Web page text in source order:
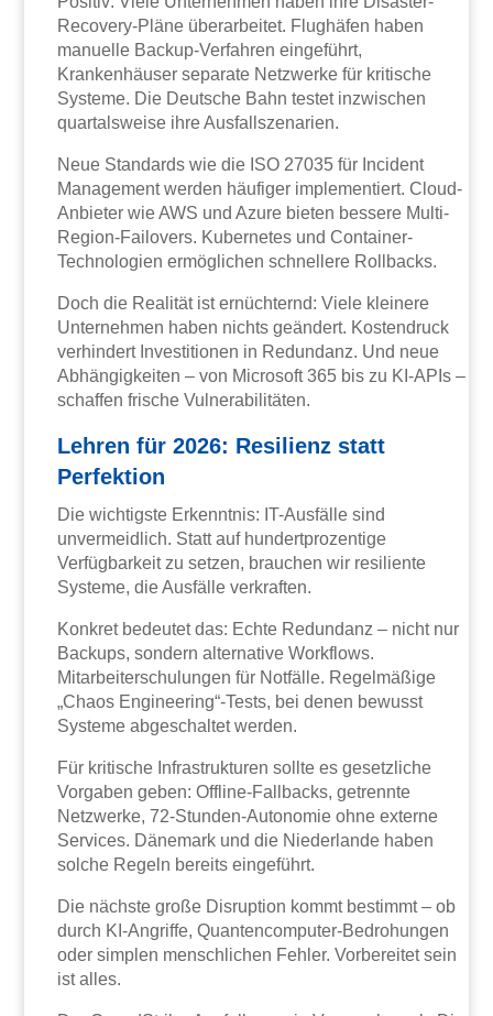
Recovery-Pläne überarbeitet. Flughäfen haben
manuelle Backup-Verfahren eingeführt,
Krankenhäuser separate Netzwerke für kritische
Systeme. Die Deutsche Bahn testet inzwischen
quartalsweise ihre Ausfallszenarien.
Neue Standards wie die ISO 27035 für Incident
Management werden häufiger implementiert. Cloud-
Anbieter wie AWS und Azure bieten bessere Multi-
Region-Failovers. Kubernetes und Container-
Technologien ermöglichen schnellere Rollbacks.
Doch die Realität ist ernüchternd: Viele kleinere
Unternehmen haben nichts geändert. Kostendruck
verhindert Investitionen in Redundanz. Und neue
Abhängigkeiten – von Microsoft 365 bis zu KI-APIs –
schaffen frische Vulnerabilitäten.
Lehren für 2026: Resilienz statt
Perfektion
Die wichtigste Erkenntnis: IT-Ausfälle sind
unvermeidlich. Statt auf hundertprozentige
Verfügbarkeit zu setzen, brauchen wir resiliente
Systeme, die Ausfälle verkraften.
Konkret bedeutet das: Echte Redundanz – nicht nur
Backups, sondern alternative Workflows.
Mitarbeiterschulungen für Notfälle. Regelmäßige
„Chaos Engineering“-Tests, bei denen bewusst
Systeme abgeschaltet werden.
Für kritische Infrastrukturen sollte es gesetzliche
Vorgaben geben: Offline-Fallbacks, getrennte
Netzwerke, 72-Stunden-Autonomie ohne externe
Services. Dänemark und die Niederlande haben
solche Regeln bereits eingeführt.
Die nächste große Disruption kommt bestimmt – ob
durch KI-Angriffe, Quantencomputer-Bedrohungen
oder simplen menschlichen Fehler. Vorbereitet sein
ist alles.